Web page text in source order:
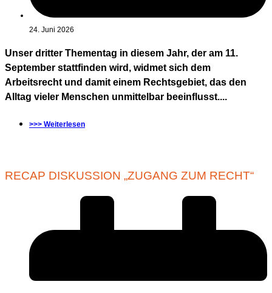
24. Juni 2026
Unser dritter Thementag in diesem Jahr, der am 11.
September stattfinden wird, widmet sich dem
Arbeitsrecht und damit einem Rechtsgebiet, das den
Alltag vieler Menschen unmittelbar beeinflusst....
>>> Weiterlesen
RECAP DISKUSSION „ZUGANG ZUM RECHT“